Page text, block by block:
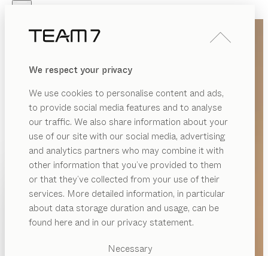
We respect your privacy
We use cookies to personalise content and ads,
to provide social media features and to analyse
our traffic. We also share information about your
use of our site with our social media, advertising
and analytics partners who may combine it with
other information that you’ve provided to them
or that they’ve collected from your use of their
services. More detailed information, in particular
about data storage duration and usage, can be
found here and in our privacy statement.
Necessary
PRODUKTE
INSPIRATION
HÄNDLER
Vorgeschlagene
Kategorien
PRODUKTE
INSPIRATION
ÜBER UNS